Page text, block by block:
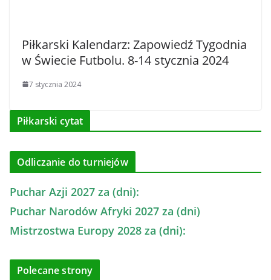
Piłkarski Kalendarz: Zapowiedź Tygodnia
w Świecie Futbolu. 8-14 stycznia 2024
7 stycznia 2024
Piłkarski cytat
Odliczanie do turniejów
Puchar Azji 2027 za (dni):
Puchar Narodów Afryki 2027 za (dni)
Mistrzostwa Europy 2028 za (dni):
Polecane strony